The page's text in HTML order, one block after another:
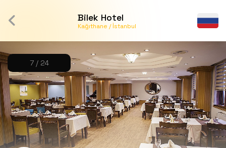
Bilek Hotel
Kağıthane / İstanbul
7 / 24